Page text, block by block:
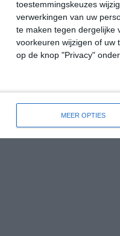
toestemmingskeuzes
verwerkingen van uw
te maken tegen dergelijke
voorkeuren wijzigen of uw
op de knop "Privacy"
MEER OPTIES
Z 2 Z 1
18:00 21:00
bekijk de uitgebreide